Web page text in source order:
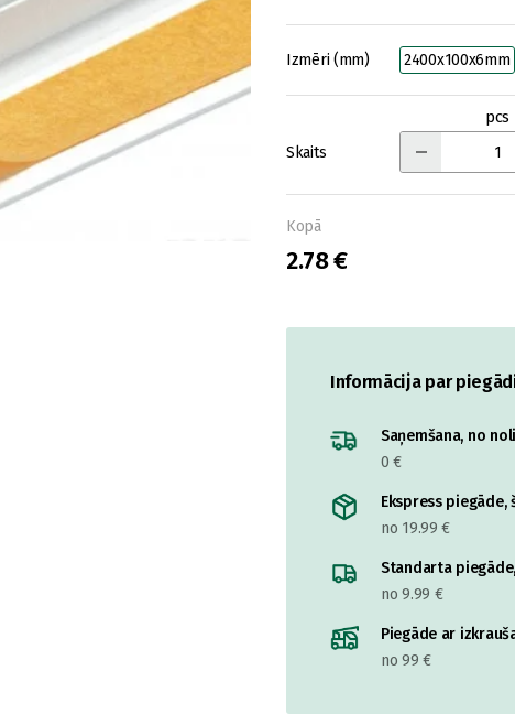
Izmēri (mm) 2400x100x6mm
Skaits
pcs
Kopā
2.78 €
Informācija par
Saņemšana, no
0 €
Ekspress
no 19.99 €
Standarta
no 9.99 €
Piegāde ar
no 99 €